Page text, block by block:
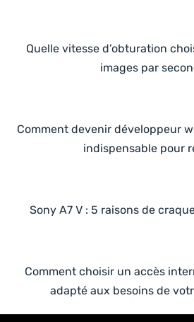
Quelle vitesse d’obturation
images par
Comment devenir développeur
indispensable pour
Sony A7 V : 5 raisons de
Comment choisir un accès
adapté aux besoins de